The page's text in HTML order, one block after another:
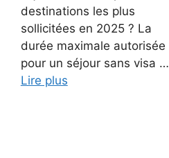
destinations les plus
sollicitées en 2025 ? La
durée maximale autorisée
pour un séjour sans visa …
Lire plus